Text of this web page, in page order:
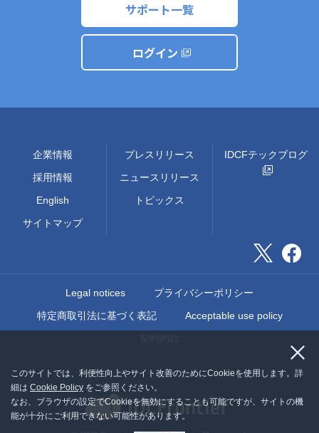
このサイトでは、利便性向上やサイト改善のためにCookieを使用します。詳
細は Cookie Policy をご参照ください。
なお、ブラウザの設定でCookieを無効にすることも可能ですが、サイトの機
能が十分にご利用できない可能性があります。
サポート一覧
ログイン
企業情報
採用情報
English
サイトマップ
プレスリリース
ニュースリリース
トピックス
IDCFテックブログ
Legal notices
プライバシーポリシー
特定商取引法に基づく表記
Acceptable use policy